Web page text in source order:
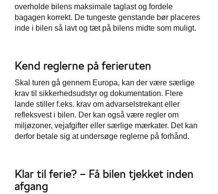
overholde bilens maksimale taglast og fordele
bagagen korrekt. De tungeste genstande bør placeres
inde i bilen så lavt og tæt på bilens midte som muligt.
Kend reglerne på ferieruten
Skal turen gå gennem Europa, kan der være særlige
krav til sikkerhedsudstyr og dokumentation. Flere
lande stiller f.eks. krav om advarselstrekant eller
refleksvest i bilen. Der kan også være regler om
miljøzoner, vejafgifter eller særlige mærkater. Det kan
derfor betale sig at undersøge reglerne på forhånd.
Klar til ferie? – Få bilen tjekket inden
afgang